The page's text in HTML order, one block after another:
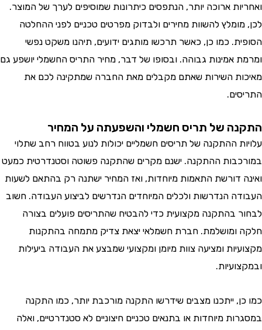
ארוכה יותר, הנתפסים כיתרונות שמוסיפים לערך של המוצר.
להשוות מחירים ולבדוק מפרטים טכניים לפני ההחלטה
כמו כן, כאשר תרכשו מותגים ידועים, תיהנו משקט נפשי
אמינות גבוהה. ובסופו של דבר, מחיר התריס החשמלי יושפע גם
השירות שאתם מקבלים מאת החברה שמתקינה לכם את
של תריס חשמלי והשפעתה על המחיר
ההתקנה של תריסים חשמליים יכולות לנוע בטווח רחב שתלוי
ההתקנה. ישנם מקרים שהתקנה פשוטה וסטנדרטית כמעט
דורשת התאמות מיוחדות, ואז המחיר ישתנה רק בהתאם לשעות
הנדרשות ולכלים המיוחדים הנדרשים לביצוע העבודה. חשוב
בהתקנה מקצועית כדי להבטיח שהתריסים פועלים בצורה
ומושלמת. חברת חשמלאי יצאת צדיק מתמחה בהתקנות
ומציעה צוות מיומן ומקצועי שמבצע את העבודה ביעילות
ייתכנו מצבים שידרשו התקנה מורכבת יותר, כמו התקנה
מיוחדות או בתנאים טכניים חיצוניים לא סטנדרטיים, ואלה